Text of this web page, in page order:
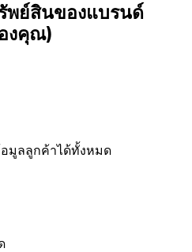
พย์สินของแบรนด์
งคุณ)
มูลลูกค้าได้ทั้งหมด